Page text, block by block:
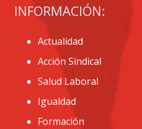
INFORMACIÓN:
Actualidad
Acción Sindical
Salud Laboral
Igualdad
Formación